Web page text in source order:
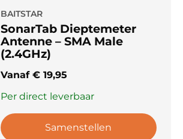
BAITSTAR
SonarTab Dieptemeter
Antenne – SMA Male
(2.4GHz)
Vanaf €19,95
Per direct leverbaar
Samenstellen